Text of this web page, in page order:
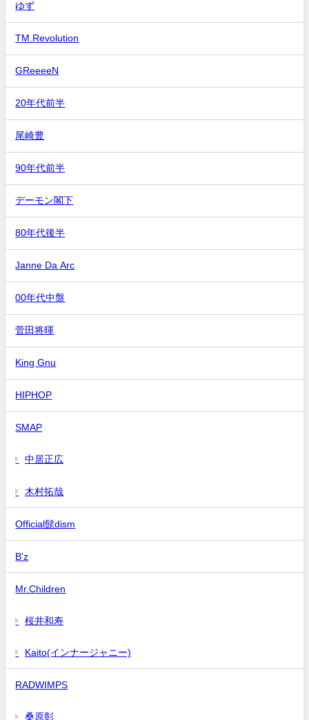
ゆず
TM.Revolution
GReeeeN
20年代前半
尾崎豊
90年代前半
デーモン閣下
80年代後半
Janne Da Arc
00年代中盤
菅田将暉
King Gnu
HIPHOP
SMAP
中居正広
木村拓哉
Official髭dism
B'z
Mr.Children
桜井和寿
Kaito(インナージャニー)
RADWIMPS
桑原彰